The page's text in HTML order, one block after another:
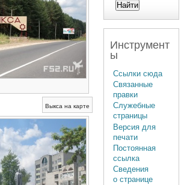
Выкса на карте
Инструмент
ы
Ссылки сюда
Связанные
правки
Служебные
страницы
Версия для
печати
Постоянная
ссылка
Сведения
о странице